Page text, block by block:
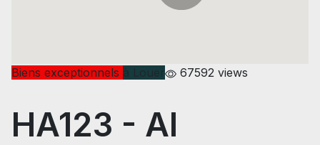
Biens exceptionnels 67592 views
HA123 - Al